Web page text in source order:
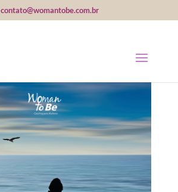
contato@womantobe.com.br